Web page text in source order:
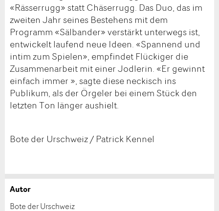
«Rässerrugg» statt Chäserrugg. Das Duo, das im
zweiten Jahr seines Bestehens mit dem
Programm «Sälbander» verstärkt unterwegs ist,
entwickelt laufend neue Ideen. «Spannend und
intim zum Spielen», empfindet Flückiger die
Zusammenarbeit mit einer Jodlerin. «Er gewinnt
einfach immer », sagte diese neckisch ins
Publikum, als der Örgeler bei einem Stück den
letzten Ton länger aushielt.
Bote der Urschweiz / Patrick Kennel
Anzeige beanstanden
Anzeige weiterempfehlen
Autor
Bote der Urschweiz